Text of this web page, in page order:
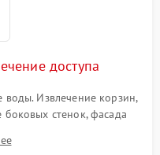
доступа
воды. Извлечение корзин,
стенок, фасада
и сливной помпе.